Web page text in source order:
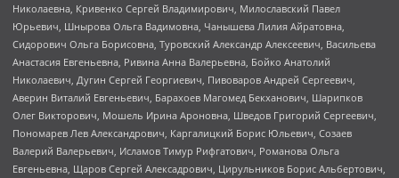
Николаевна, Кривенко Сергей Владимирович, Милославский Павел
Юрьевич, Шнырова Ольга Вадимовна, Чанышева Лилия Айратовна,
Сидорович Ольга Борисовна, Туровский Александр Алексеевич, Васильева
Анастасия Евгеньевна, Ривина Анна Валерьевна, Бойко Анатолий
Николаевич, Дугин Сергей Георгиевич, Пивоваров Андрей Сергеевич,
Аверин Виталий Евгеньевич, Барахоев Магомед Бекханович, Шарипков
Олег Викторович, Мошель Ирина Ароновна, Шведов Григорий Сергеевич,
Пономарев Лев Александрович, Каргалицкий Борис Юльевич, Созаев
Валерий Валерьевич, Исламов Тимур Рифгатович, Романова Ольга
Евгеньевна, Щаров Сергей Алексадрович, Цирульников Борис Альбертович,